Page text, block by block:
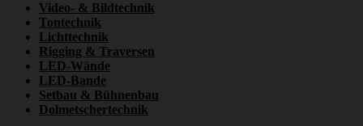
Video- & Bildtechnik
Tontechnik
Lichttechnik
Rigging & Traversen
LED-Wände
LED-Bande
Setbau & Bühnenbau
Dolmetschertechnik